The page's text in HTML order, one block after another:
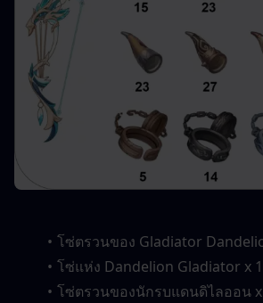
โซ่ตรวนของ Gladiator
โซ่แห่ง Dandelion Gladiator x
โซ่ตรวนของนักรบแดนดิไลออน